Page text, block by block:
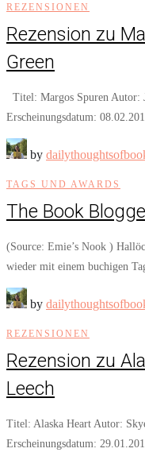
REZENSIONEN
Rezension zu
Green
Titel: Margos Spuren Autor:
Erscheinungsdatum:
by
TAGS UND AWARDS
The Book
(Source: Emie’s Nook )
wieder mit einem buchigen
by
REZENSIONEN
Rezension zu
Leech
Titel: Alaska Heart Autor:
Erscheinungsdatum: